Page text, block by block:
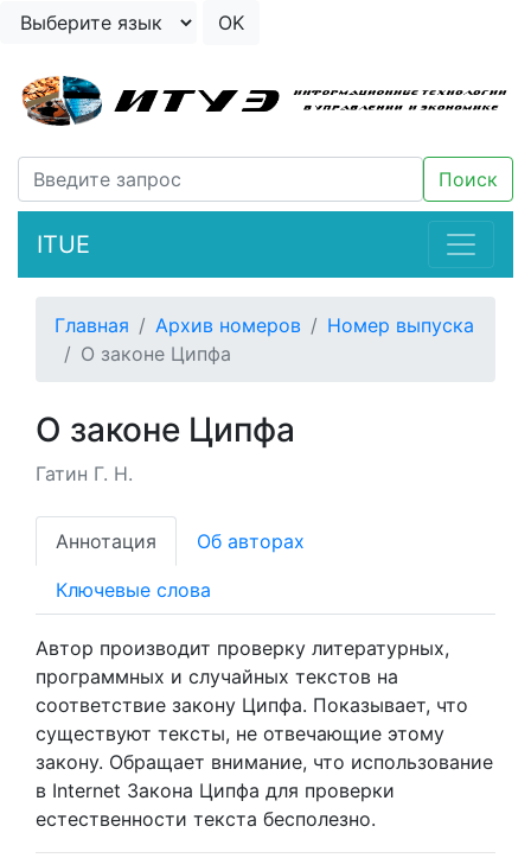
ITUE
Главная Архив номеров
Номер выпуска
О законе Ципфа
О законе Ципфа
Гатин Г. Н.
Аннотация Об авторах
Ключевые слова
Автор производит проверку литературных,
программных и случайных текстов на
соответствие закону Ципфа. Показывает, что
существуют тексты, не отвечающие этому
закону. Обращает внимание, что использование
в Internet Закона Ципфа для проверки
естественности текста бесполезно.